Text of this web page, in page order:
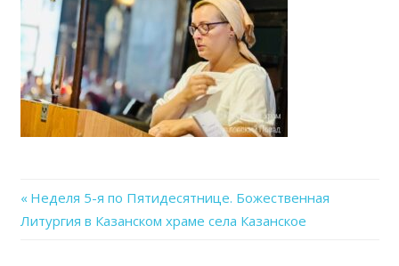
Навигация
Previous
Post:
Неделя 5-я по Пятидесятнице. Божественная
Литургия в Казанском храме села Казанское